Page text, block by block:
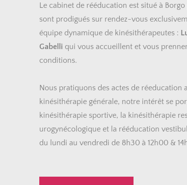
Le cabinet de rééducation est situé à
sont prodigués sur rendez-vous
équipe dynamique de kinésithérapeutes :
Gabelli qui vous accueillent et vous
conditions.
Nous pratiquons des actes de réeducation
kinésithérapie générale, notre intérêt se
kinésithérapie sportive, la kinésithérapie
urogynécologique et la rééducation
du lundi au vendredi de 8h30 à 12h00 &